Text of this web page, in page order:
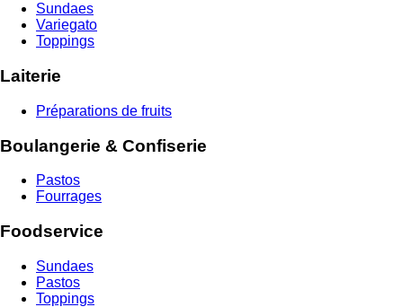
Sundaes
Variegato
Toppings
Laiterie
Préparations de fruits
Boulangerie & Confiserie
Pastos
Fourrages
Foodservice
Sundaes
Pastos
Toppings